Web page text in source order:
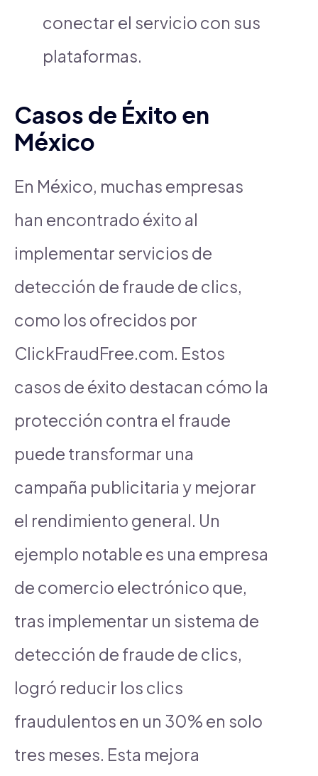
conectar el servicio con sus
plataformas.
Casos de Éxito en
México
En México, muchas empresas
han encontrado éxito al
implementar servicios de
detección de fraude de clics,
como los ofrecidos por
ClickFraudFree.com. Estos
casos de éxito destacan cómo la
protección contra el fraude
puede transformar una
campaña publicitaria y mejorar
el rendimiento general. Un
ejemplo notable es una empresa
de comercio electrónico que,
tras implementar un sistema de
detección de fraude de clics,
logró reducir los clics
fraudulentos en un 30% en solo
tres meses. Esta mejora